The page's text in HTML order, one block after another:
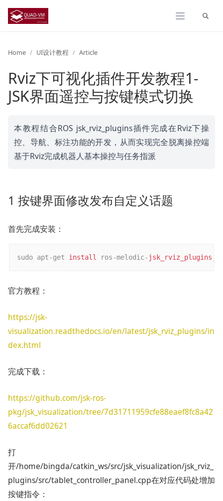
Expand
Home UI设计教程 Article
Rviz下可视化插件开发教程1-
JSK界面遥控与按键模式切换
本教程结合ROS jsk_rviz_plugins插件完成在Rviz下操
控、导航、标注功能的开发，从而实现完全脱离操控端
基于Rviz完成机器人基本操控与任务指派
1 按键界面修改发布自定义话题
首先完成安装：
sudo apt-get install ros-melodic- jsk_rviz_plugins
官方教程：
https://jsk-
visualization.readthedocs.io/en/latest/jsk_rviz_plugins/in
dex.html
完成下载：
https://github.com/jsk-ros-
pkg/jsk_visualization/tree/7d31711959cfe88eaef8fc8a42
6accaf6dd02621
打
开/home/bingda/catkin_ws/src/jsk_visualization/jsk_rviz_
plugins/src/tablet_controller_panel.cpp在对应代码处增加
按键指令：